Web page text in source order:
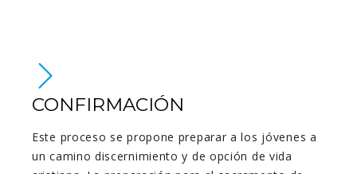
CONFIRMACIÓN
Este proceso se propone preparar a los jóvenes a
un camino discernimiento y de opción de vida